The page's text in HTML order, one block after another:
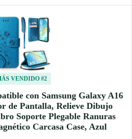
VENDIDO #2
con Samsung Galaxy A16
de Pantalla, Relieve Dibujo
Soporte Plegable Ranuras
Carcasa Case, Azul